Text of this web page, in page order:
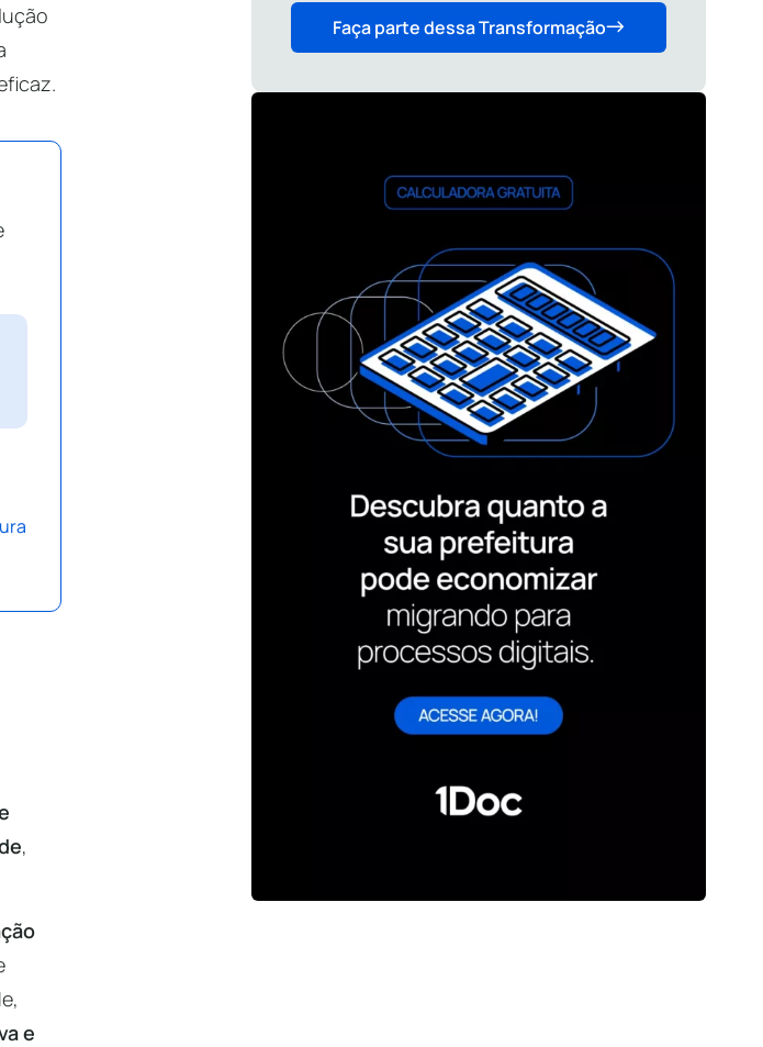
,
e
Faça parte dessa Transformação